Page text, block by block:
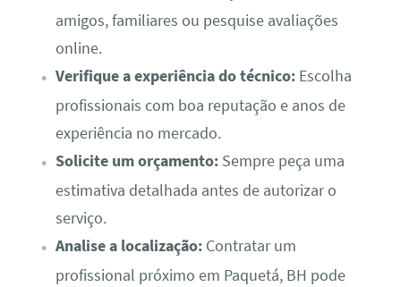
amigos, familiares ou pesquise avaliações
online.
Verifique a experiência do técnico:Escolha
profissionais com boa reputação e anos de
experiência no mercado.
Solicite um orçamento:Sempre peça uma
estimativa detalhada antes de autorizar o
serviço.
Analise a localização:Contratar um
profissional próximo em Paquetá, BH pode